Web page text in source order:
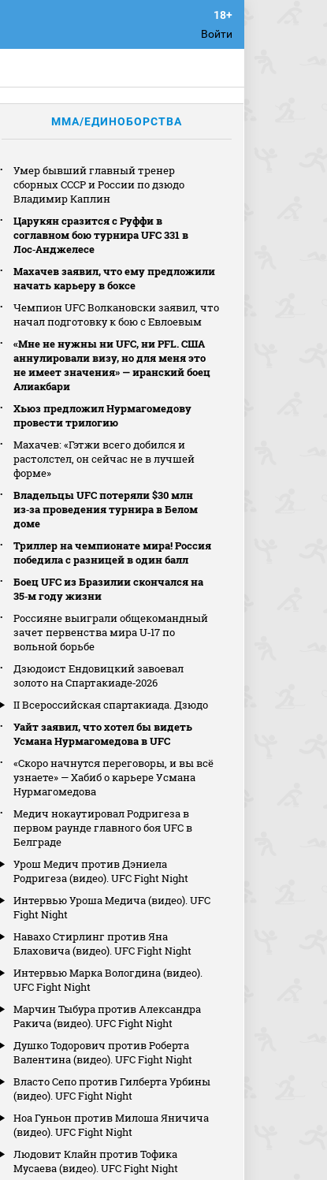
Войти
MMA/ЕДИНОБОРСТВА
Умер бывший главный тренер
сборных СССР и России по дзюдо
Владимир Каплин
Царукян сразится с Руффи в
соглавном бою турнира UFC 331 в
Лос‑Анджелесе
Махачев заявил, что ему предложили
начать карьеру в боксе
Чемпион UFC Волкановски заявил, что
начал подготовку к бою с Евлоевым
«Мне не нужны ни UFC, ни PFL. США
аннулировали визу, но для меня это
не имеет значения» — иранский боец
Алиакбари
Хьюз предложил Нурмагомедову
провести трилогию
Махачев: «Гэтжи всего добился и
растолстел, он сейчас не в лучшей
форме»
Владельцы UFC потеряли $30 млн
из‑за проведения турнира в Белом
доме
Триллер на чемпионате мира! Россия
победила с разницей в один балл
Боец UFC из Бразилии скончался на
35‑м году жизни
Россияне выиграли общекомандный
зачет первенства мира U‑17 по
вольной борьбе
Дзюдоист Ендовицкий завоевал
золото на Спартакиаде‑2026
II Всероссийская спартакиада. Дзюдо
Уайт заявил, что хотел бы видеть
Усмана Нурмагомедова в UFC
«Скоро начнутся переговоры, и вы всё
узнаете» — Хабиб о карьере Усмана
Нурмагомедова
Медич нокаутировал Родригеза в
первом раунде главного боя UFC в
Белграде
Урош Медич против Дэниела
Родригеза (видео). UFC Fight Night
Интервью Уроша Медича (видео). UFC
Fight Night
Навахо Стирлинг против Яна
Блаховича (видео). UFC Fight Night
Интервью Марка Вологдина (видео).
UFC Fight Night
Марчин Тыбура против Александра
Ракича (видео). UFC Fight Night
Душко Тодорович против Роберта
Валентина (видео). UFC Fight Night
Власто Сепо против Гилберта Урбины
(видео). UFC Fight Night
Ноа Гуньон против Милоша Яничича
(видео). UFC Fight Night
Людовит Клайн против Тофика
Мусаева (видео). UFC Fight Night